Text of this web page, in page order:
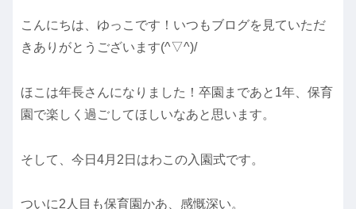
こんにちは、ゆっこです！いつもブログを見ていただ
きありがとうございます(^▽^)/
ほこは年長さんになりました！卒園まであと1年、保育
園で楽しく過ごしてほしいなあと思います。
そして、今日4月2日はわこの入園式です。
ついに2人目も保育園かあ、感慨深い。